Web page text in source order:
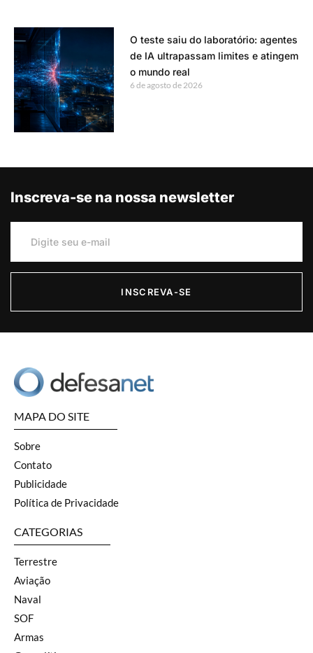
O teste saiu do laboratório: agentes
de IA ultrapassam limites e atingem
o mundo real
6 de agosto de 2026
Inscreva-se na nossa newsletter
INSCREVA-SE
MAPA DO SITE
Sobre
Contato
Publicidade
Política de Privacidade
CATEGORIAS
Terrestre
Aviação
Naval
SOF
Armas